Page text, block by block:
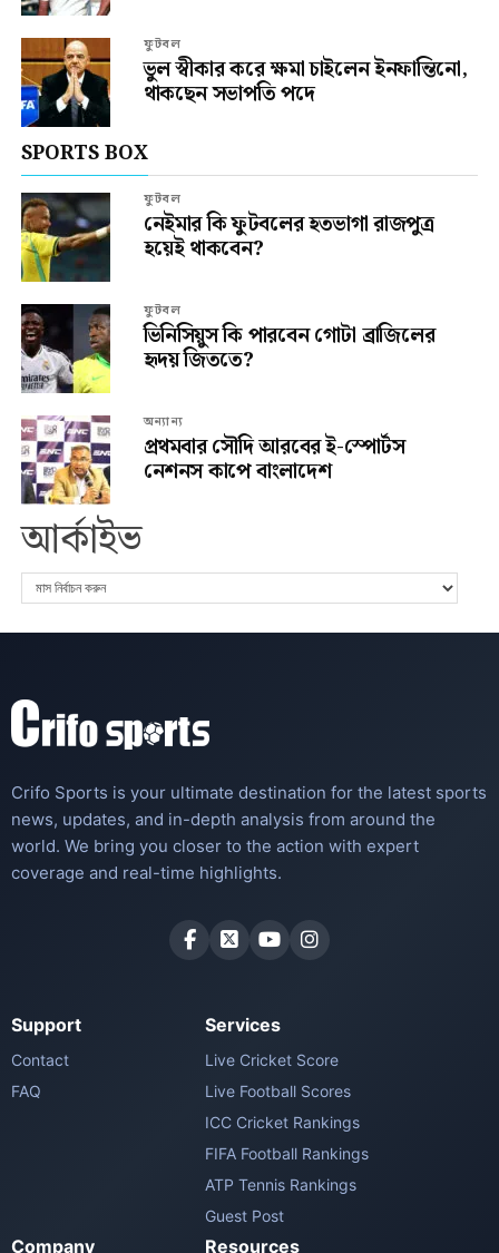
ফুটবল
ভুল স্বীকার করে ক্ষমা চাইলেন ইনফান্তিনো,
থাকছেন সভাপতি পদে
SPORTS BOX
ফুটবল
নেইমার কি ফুটবলের হতভাগা রাজপুত্র
হয়েই থাকবেন?
ফুটবল
ভিনিসিয়ুস কি পারবেন গোটা ব্রাজিলের
হৃদয় জিততে?
অন্যান্য
প্রথমবার সৌদি আরবের ই-স্পোর্টস
নেশনস কাপে বাংলাদেশ
আর্কাইভ
Crifo Sports is your ultimate destination for the latest sports
news, updates, and in-depth analysis from around the
world. We bring you closer to the action with expert
coverage and real-time highlights.
Support
Contact
FAQ
Services
Live Cricket Score
Live Football Scores
ICC Cricket Rankings
FIFA Football Rankings
ATP Tennis Rankings
Guest Post
Company Resources